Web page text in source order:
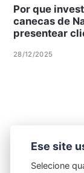
Por que
canecas de
presentear
28/12/2025
Ese site
Selecione